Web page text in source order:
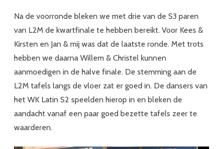
Na de voorronde bleken we met drie van de S3 paren
van L2M de kwartfinale te hebben bereikt. Voor Kees &
Kirsten en Jan & mij was dat de laatste ronde. Met trots
hebben we daarna Willem & Christel kunnen
aanmoedigen in de halve finale. De stemming aan de
L2M tafels langs de vloer zat er goed in. De dansers van
het WK Latin S2 speelden hierop in en bleken de
aandacht vanaf een paar goed bezette tafels zeer te
waarderen.